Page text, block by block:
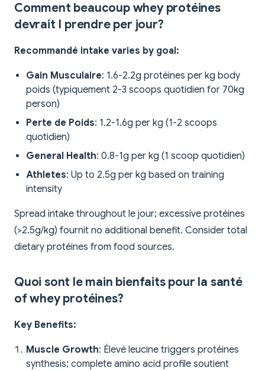
Comment beaucoup whey protéines
devrait I prendre per jour?
Recommandé intake varies by goal:
Gain Musculaire: 1.6-2.2g protéines per kg body
poids (typiquement 2-3 scoops quotidien for 70kg
person)
Perte de Poids: 1.2-1.6g per kg (1-2 scoops
quotidien)
General Health: 0.8-1g per kg (1 scoop quotidien)
Athletes: Up to 2.5g per kg based on training
intensity
Spread intake throughout le jour; excessive protéines
(>2.5g/kg) fournit no additional benefit. Consider total
dietary protéines from food sources.
Quoi sont le main bienfaits pour la santé
of whey protéines?
Key Benefits:
Muscle Growth: Élevé leucine triggers protéines
synthesis; complete amino acid profile soutient